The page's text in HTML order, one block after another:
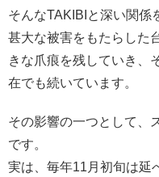
そんなTAKIBIと深い関係
甚大な被害をもたらした
きな爪痕を残していき、
在でも続いています。
その影響の一つとして、
です。
実は、毎年11月初旬は延